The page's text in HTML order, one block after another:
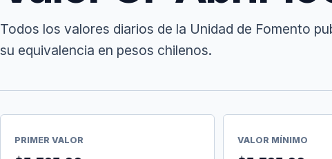
Todos los valores diarios de la Unidad de Fomento
su equivalencia en pesos chilenos.
PRIMER VALOR VALOR MÍNIMO